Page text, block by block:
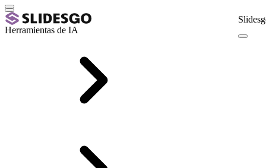
Herramientas de IA